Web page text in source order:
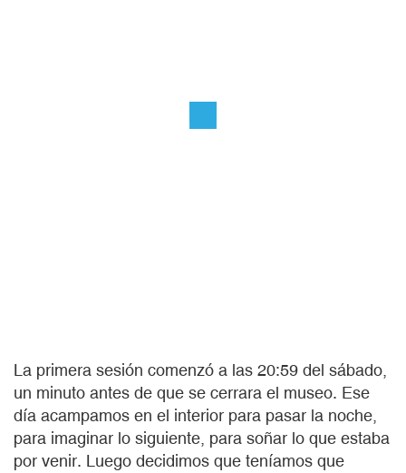
La primera sesión comenzó a las 20:59 del sábado,
un minuto antes de que se cerrara el museo. Ese
día acampamos en el interior para pasar la noche,
para imaginar lo siguiente, para soñar lo que estaba
por venir. Luego decidimos que teníamos que